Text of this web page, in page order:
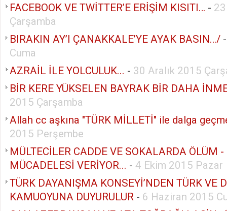
FACEBOOK VE TWİTTER’E ERİŞİM KISITI… -
Çarşamba
BIRAKIN AY’I ÇANAKKALE’YE AYAK BASIN…/
Cuma
AZRAİL İLE YOLCULUK... - 30 Aralık 2015
BİR KERE YÜKSELEN BAYRAK BİR DAHA
2015 Çarşamba
Allah cc aşkına "TÜRK MİLLETİ" ile dalga
2015 Perşembe
MÜLTECİLER CADDE VE SOKALARDA ÖLÜM
MÜCADELESİ VERİYOR... - 4 Ekim 2015 Pazar
TÜRK DAYANIŞMA KONSEYİ’NDEN TÜRK VE
KAMUOYUNA DUYURULUR - 6 Haziran 2015